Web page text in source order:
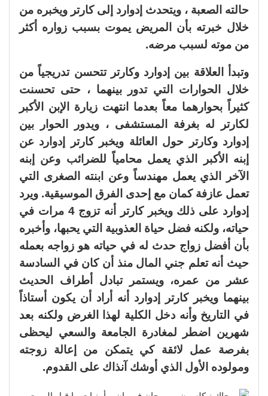
حالته الصعبة ، ويتحدث إدوارد إلى كارتر ويخبره من
خلال خبرته بأن المريض يموت بسبب زواره أكثر
من موته لسبب مرضه.
وتبدأ العلاقة بين إدوارد وكارتر تتحسن تدريجياً من
خلال الحوارات التي تدور بينهما ، حتى تحسنت
كثيراً بحوارهما معاً بعدما انتهت زيارة الإبن الأكبر
لكارتر له بغرفة المستشفى ، ويدور الحوار بين
إدوارد وكارتر حول العائلة ويخبر كارتر إدوارد عن
إبنه الأكبر الذي يعمل محامياً للضرائب وعن إبنه
الآخر الذي يعمل مهندساً وعن ابنته الصغرى التي
تعمل عازفة كمان مع إحدى الفرق الموسيقية. ويرد
إدوارد على ذلك ويخبر كارتر أنه تزوج 4 مرات في
حياته، ولكنه فضل حياة العذوبية التي يحبها، وأخبره
بأن أفضل زواج حدث له في حياته هو زواجه بعمله
حيث أنه تعلم جني المال منذ أن كان في السادسة
عشر من عمره، ويستمر تبادل أطراف الحديث
بينهما ويخبر كارتر إدوارد أنه أراد أن يكون أستاذاً
في التاريخ وأنه دخل الكلية لهذا الغرض ولكنه بعد
شهرين اضطر لمغادرة الجامعة والسعي ليحظى
بفرصة عمل لائقة كي يتمكن من إعالة زوجته
ومولوده الأول الذي أوشك آنذاك على القدوم.